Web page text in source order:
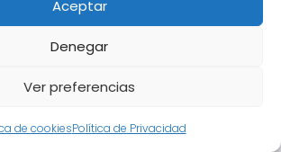
Aceptar
Denegar
Ver preferencias
de cookiesPolítica de Privacidad
Bancos o Entidades).
Revisar la escritura de la
referencia se aplica y qué